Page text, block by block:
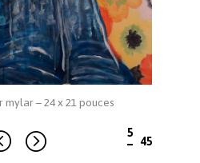
– 24 x 21 pouces
= 5 45